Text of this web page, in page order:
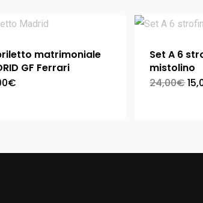
matrimoniale
GF Ferrari
€
Set A 6
mistolino
24,00€